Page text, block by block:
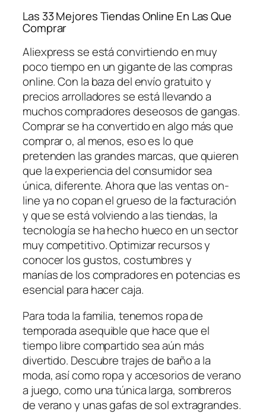
Las 33 Mejores Tiendas Online En Las Que
Comprar
Aliexpress se está convirtiendo en muy
poco tiempo en un gigante de las compras
online. Con la baza del envío gratuito y
precios arrolladores se está llevando a
muchos compradores deseosos de gangas.
Comprar se ha convertido en algo más que
comprar o, al menos, eso es lo que
pretenden las grandes marcas, que quieren
que la experiencia del consumidor sea
única, diferente. Ahora que las ventas on-
line ya no copan el grueso de la facturación
y que se está volviendo a las tiendas, la
tecnología se ha hecho hueco en un sector
muy competitivo. Optimizar recursos y
conocer los gustos, costumbres y
manías de los compradores en potencias es
esencial para hacer caja.
Para toda la familia, tenemos ropa de
temporada asequible que hace que el
tiempo libre compartido sea aún más
divertido. Descubre trajes de baño a la
moda, así como ropa y accesorios de verano
a juego, como una túnica larga, sombreros
de verano y unas gafas de sol extragrandes.